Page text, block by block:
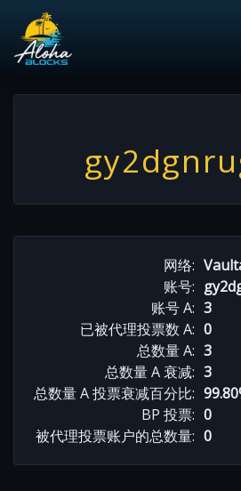
网络:
账号:
账号 A: 3
已被代理投票数 A: 0
总数量 A: 3
总数量 A 衰减: 3
总数量 A 投票衰减百分比:
BP 投票: 0
被代理投票账户的总数量: 0